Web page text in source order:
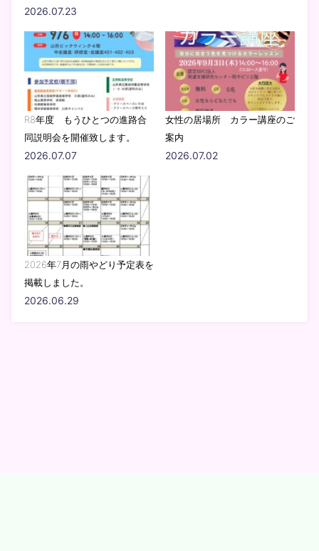
2026.07.23
R8年度 もうひとつの進路合
同説明会を開催致します。
2026.07.07
女性の居場所 カラー講座のご
案内
2026.07.02
2026年7月の雨やどり予定表を
掲載しました。
2026.06.29